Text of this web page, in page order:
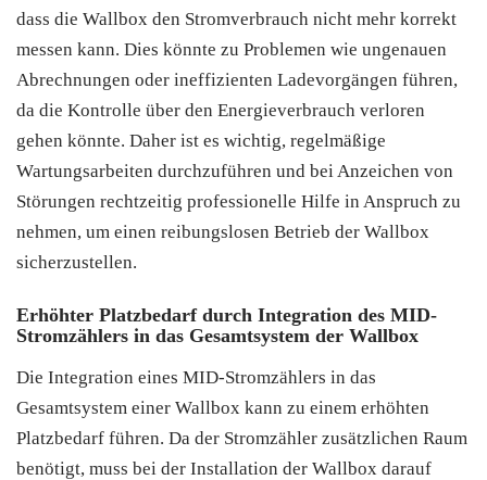
dass die Wallbox den Stromverbrauch nicht mehr korrekt
messen kann. Dies könnte zu Problemen wie ungenauen
Abrechnungen oder ineffizienten Ladevorgängen führen,
da die Kontrolle über den Energieverbrauch verloren
gehen könnte. Daher ist es wichtig, regelmäßige
Wartungsarbeiten durchzuführen und bei Anzeichen von
Störungen rechtzeitig professionelle Hilfe in Anspruch zu
nehmen, um einen reibungslosen Betrieb der Wallbox
sicherzustellen.
Erhöhter Platzbedarf durch Integration des MID-
Stromzählers in das Gesamtsystem der Wallbox
Die Integration eines MID-Stromzählers in das
Gesamtsystem einer Wallbox kann zu einem erhöhten
Platzbedarf führen. Da der Stromzähler zusätzlichen Raum
benötigt, muss bei der Installation der Wallbox darauf